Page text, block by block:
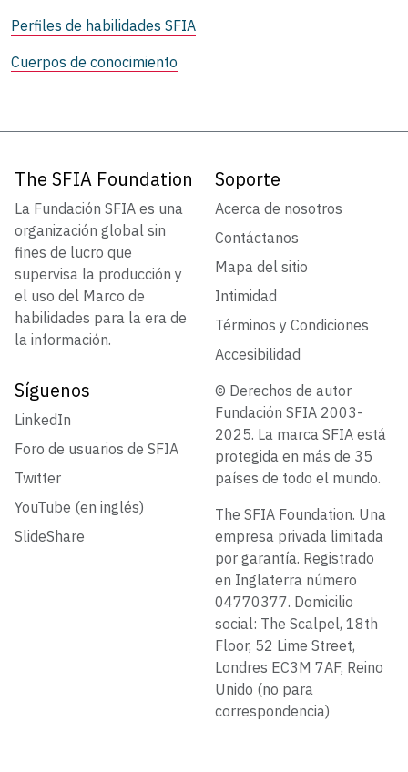
Perfiles de habilidades SFIA
Cuerpos de conocimiento
The SFIA Foundation
La Fundación SFIA es una
organización global sin
fines de lucro que
supervisa la producción y
el uso del Marco de
habilidades para la era de
la información.
Soporte
Acerca de nosotros
Contáctanos
Mapa del sitio
Intimidad
Términos y Condiciones
Accesibilidad
Síguenos
LinkedIn
Foro de usuarios de SFIA
Twitter
YouTube (en inglés)
SlideShare
© Derechos de autor
Fundación SFIA 2003-
2025. La marca SFIA está
protegida en más de 35
países de todo el mundo.
The SFIA Foundation. Una
empresa privada limitada
por garantía. Registrado
en Inglaterra número
04770377. Domicilio
social: The Scalpel, 18th
Floor, 52 Lime Street,
Londres EC3M 7AF, Reino
Unido (no para
correspondencia)